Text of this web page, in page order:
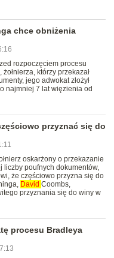
chce obniżenia
rozpoczęciem procesu
którzy przekazał
jego adwokat złożył
najmniej 7 lat więzienia od
przyznać się do
oskarżony o przekazanie
liczby poufnych dokumentów,
że częściowo przyzna się do
David Coombs,
przyznania się do winy w
procesu Bradleya